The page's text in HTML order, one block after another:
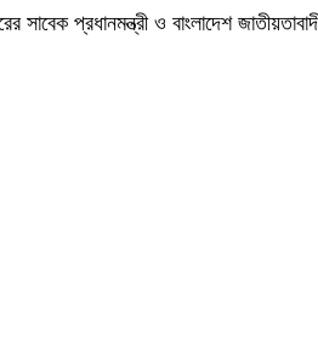
সাবেক প্রধানমন্ত্রী ও বাংলাদেশ